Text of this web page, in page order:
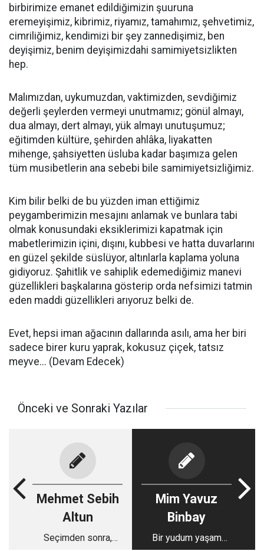
birbirimize emanet edildiğimizin şuuruna
eremeyişimiz, kibrimiz, riyamız, tamahımız, şehvetimiz,
cimriliğimiz, kendimizi bir şey zannedişimiz, ben
deyişimiz, benim deyişimizdahi samimiyetsizlikten
hep.
Malımızdan, uykumuzdan, vaktimizden, sevdiğimiz
değerli şeylerden vermeyi unutmamız; gönül almayı,
dua almayı, dert almayı, yük almayı unutuşumuz;
eğitimden kültüre, şehirden ahlâka, liyakatten
mihenge, şahsiyetten üsluba kadar başımıza gelen
tüm musibetlerin ana sebebi bile samimiyetsizliğimiz.
Kim bilir belki de bu yüzden iman ettiğimiz
peygamberimizin mesajını anlamak ve bunlara tabi
olmak konusundaki eksiklerimizi kapatmak için
mabetlerimizin içini, dışını, kubbesi ve hatta duvarlarını
en güzel şekilde süslüyor, altınlarla kaplama yoluna
gidiyoruz. Şahitlik ve sahiplik edemediğimiz manevi
güzellikleri başkalarına gösterip orda nefsimizi tatmin
eden maddi güzellikleri arıyoruz belki de.
Evet, hepsi iman ağacının dallarında asılı, ama her biri
sadece birer kuru yaprak, kokusuz çiçek, tatsız
meyve... (Devam Edecek)
Önceki ve Sonraki Yazılar
Mehmet Sebih
Altun
Seçimden sonra,
Mim Yavuz
Binbay
Bir yudum yaşam